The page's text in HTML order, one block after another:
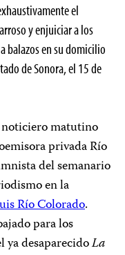
el
y enjuiciar a los
balazos en su domicilio
de Sonora, el 15 de
noticiero matutino
privada Río
del semanario
en la
Río Colorado.
para los
ya desaparecidoLa